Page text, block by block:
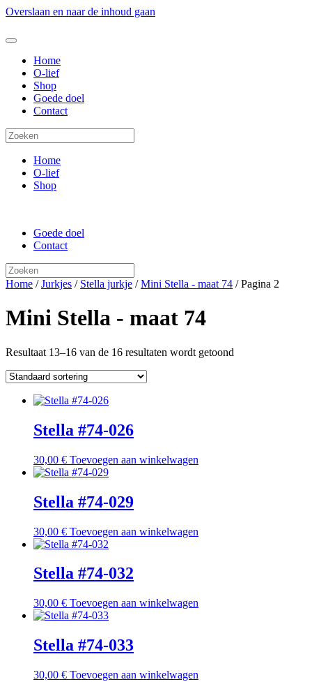
Overslaan en naar de inhoud gaan
Home
O-lief
Shop
Goede doel
Contact
Home
O-lief
Shop
Goede doel
Contact
Home /Jurkjes / Stella jurkje /Mini Stella - maat 74 / Pagina 2
Mini Stella - maat 74
Resultaat 13–16 van de 16 resultaten wordt getoond
Stella #74-026
30,00 € Toevoegen aan winkelwagen
Stella #74-029
30,00 € Toevoegen aan winkelwagen
Stella #74-032
30,00 € Toevoegen aan winkelwagen
Stella #74-033
30,00 € Toevoegen aan winkelwagen